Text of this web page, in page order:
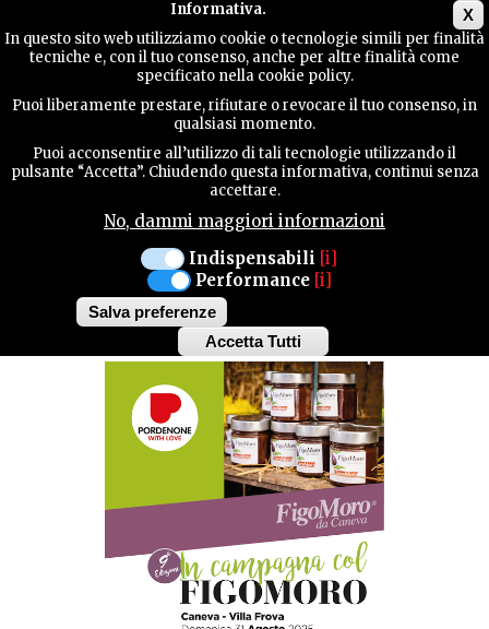
X
Informativa.
In questo sito web utilizziamo cookie o tecnologie simili per finalità
tecniche e, con il tuo consenso, anche per altre finalità come
specificato nella cookie policy.
Puoi liberamente prestare, rifiutare o revocare il tuo consenso, in
qualsiasi momento.
Puoi acconsentire all’utilizzo di tali tecnologie utilizzando il
pulsante “Accetta”. Chiudendo questa informativa, continui senza
accettare.
No, dammi maggiori informazioni
Indispensabili [i]
Performance [i]
Salva preferenze
Accetta Tutti
Withdraw
CONTATTI
MANIFESTAZIONI
CANEVA
DOMENICA 31 AGOSTO 2025
FIERA DEL FIGOMORO
DI CANEVA